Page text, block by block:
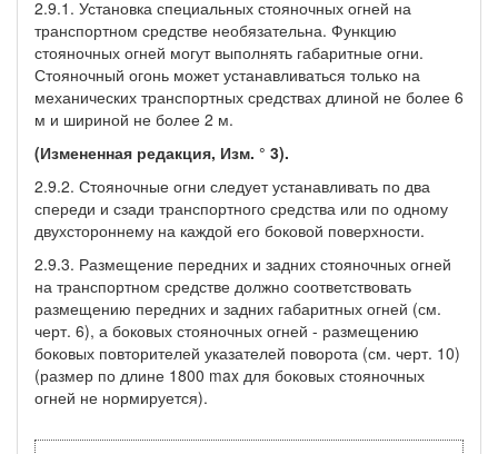
2.9.1. Установка специальных стояночных огней на
транспортном средстве необязательна. Функцию
стояночных огней могут выполнять габаритные огни.
Стояночный огонь может устанавливаться только на
механических транспортных средствах длиной не более 6
м и шириной не более 2 м.
(Измененная редакция, Изм. ° 3).
2.9.2. Стояночные огни следует устанавливать по два
спереди и сзади транспортного средства или по одному
двухстороннему на каждой его боковой поверхности.
2.9.3. Размещение передних и задних стояночных огней
на транспортном средстве должно соответствовать
размещению передних и задних габаритных огней (см.
черт. 6), а боковых стояночных огней - размещению
боковых повторителей указателей поворота (см. черт. 10)
(размер по длине 1800 max для боковых стояночных
огней не нормируется).